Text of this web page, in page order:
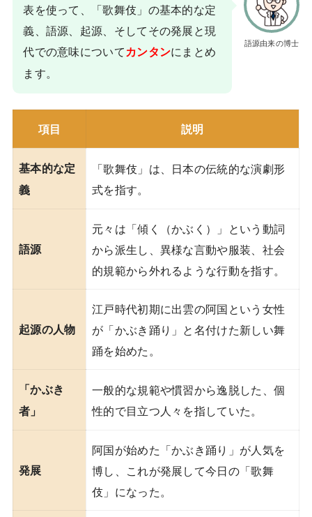
語源由来の博士
表を使って、「歌舞伎」の基本的な定
義、語源、起源、そしてその発展と現
代での意味についてカンタンにまとめ
ます。
項目 説明
基本的な定
義
「歌舞伎」は、日本の伝統的な演劇形
式を指す。
語源
元々は「傾く（かぶく）」という動詞
から派生し、異様な言動や服装、社会
的規範から外れるような行動を指す。
起源の人物
江戸時代初期に出雲の阿国という女性
が「かぶき踊り」と名付けた新しい舞
踊を始めた。
「かぶき
者」
一般的な規範や慣習から逸脱した、個
性的で目立つ人々を指していた。
発展
阿国が始めた「かぶき踊り」が人気を
博し、これが発展して今日の「歌舞
伎」になった。